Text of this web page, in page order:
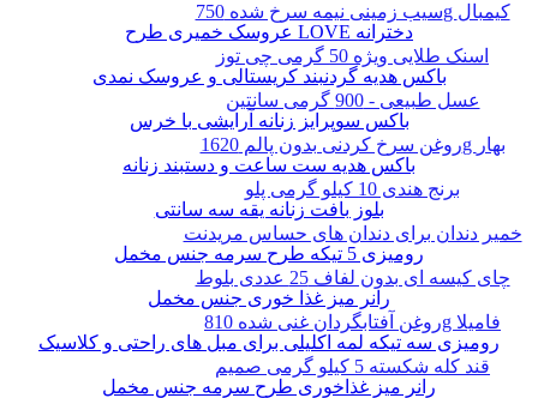
سیب زمینی نیمه سرخ شده 750g کیمبال
اسنک طلایی ویژه 50 گرمی چی توز
عسل طبیعی - 900 گرمی سانتین
روغن سرخ کردنی بدون پالم 1620g بهار
برنج هندی 10 کیلو گرمی پلو
خمیر دندان برای دندان های حساس مریدنت
چای کیسه ای بدون لفاف 25 عددی بلوط
روغن آفتابگردان غنی شده 810g فامیلا
قند کله شکسته 5 کیلو گرمی صمیم
عروسک خمیری طرح LOVE دخترانه
باکس هدیه گردنبند کریستالی و عروسک نمدی
باکس سوپرایز زنانه آرایشی با خرس
باکس هدیه ست ساعت و دستبند زنانه
بلوز بافت زنانه یقه سه سانتی
رومیزی 5 تیکه طرح سرمه جنس مخمل
رانر میز غذا خوری جنس مخمل
رومیزی سه تیکه لمه اکلیلی برای مبل های راحتی و کلاسیک
رانر میز غذاخوری طرح سرمه جنس مخمل